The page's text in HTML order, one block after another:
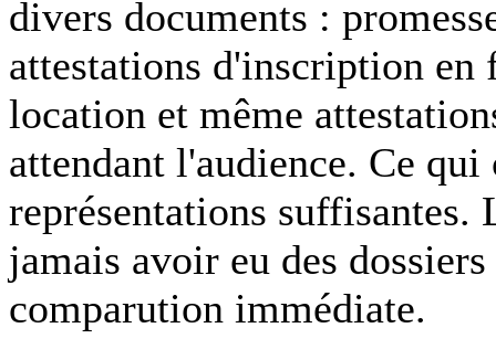
divers documents :
attestations d'inscription en
location et même
attendant l'audience. Ce
représentations suffisantes.
jamais avoir eu des
comparution immédiate.